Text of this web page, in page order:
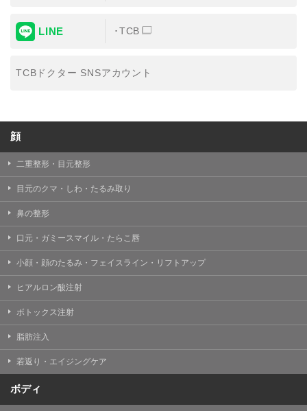
【外部委託について】
おいて、取得情報の取扱いの全部または一部を外部の業
務委託先に委託することがあります。取得情報の取り扱
TCBグループは、個人情報保護法その他の法令により認
められる場合を除き、患者様の同意なしに、取得情報を
ん。
【個人情報の開示・訂正・利用停止について】
TCBグループは、本人の申し出により個人情報に関する
開示、訂正、更新、削除、利用停止その他お問い合わせ
について、これを適切に対応します。
【Cookie(クッキー)について】
Cookieは、一般的にインターネット閲覧を行う際、又は
の閲覧情報を記憶させておく機能です。
TCBグループでは、Cookie及び類似技術を使用して収集
を分析し、パフォーマンス改善や、WEBサイトを通じて
提供するサービスの向上・改善のため、Cookieを使用す
ることがあります。ご使用のブラウザによりCookieを無
LINE TCB
TCBドクター SNSアカウント
顔
二重整形・目元整形
目元のクマ・しわ・たるみ取り
鼻の整形
口元・ガミースマイル・たらこ唇
小顔・顔のたるみ・フェイスライン・リフトアップ
ヒアルロン酸注射
ボトックス注射
脂肪注入
若返り・エイジングケア
ボディ